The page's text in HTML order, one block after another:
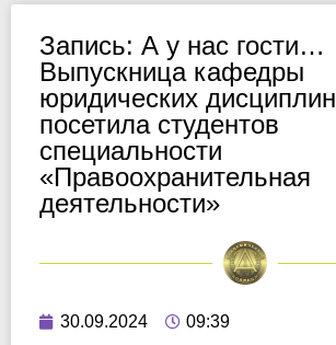
Запись: А у нас гости…
Выпускница кафедры
юридических дисциплин
посетила студентов
специальности
«Правоохранительная
деятельности»
30.09.2024 09:39